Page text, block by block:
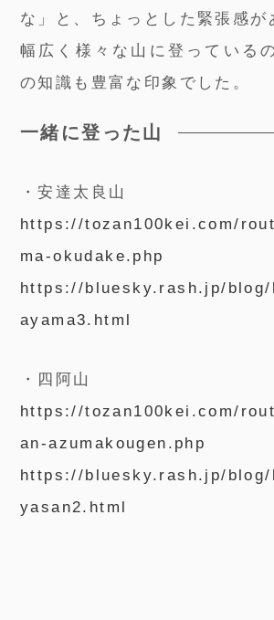
な」と、ちょっとした緊張感が
幅広く様々な山に登っている
の知識も豊富な印象でした。
一緒に登った山
・安達太良山
https://tozan100kei.com/
ma-okudake.php
https://bluesky.rash.jp/blog/
ayama3.html
・四阿山
https://tozan100kei.com/
an-azumakougen.php
https://bluesky.rash.jp/blog/
yasan2.html